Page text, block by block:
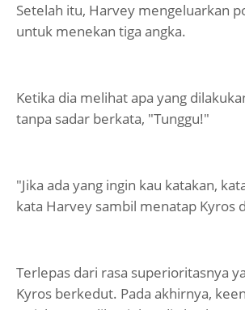
Setelah itu, Harvey mengeluarkan
untuk menekan tiga angka.
Ketika dia melihat apa yang
tanpa sadar berkata, "Tunggu!"
"Jika ada yang ingin kau katakan,
kata Harvey sambil menatap Kyros
Terlepas dari rasa superioritasnya
Kyros berkedut. Pada akhirnya,